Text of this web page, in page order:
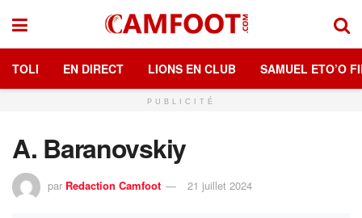
TOLI EN DIRECT LIONS EN CLUB SAMUEL ETO’O
PUBLICITÉ
A. Baranovskiy
par Redaction Camfoot 21 juillet 2024